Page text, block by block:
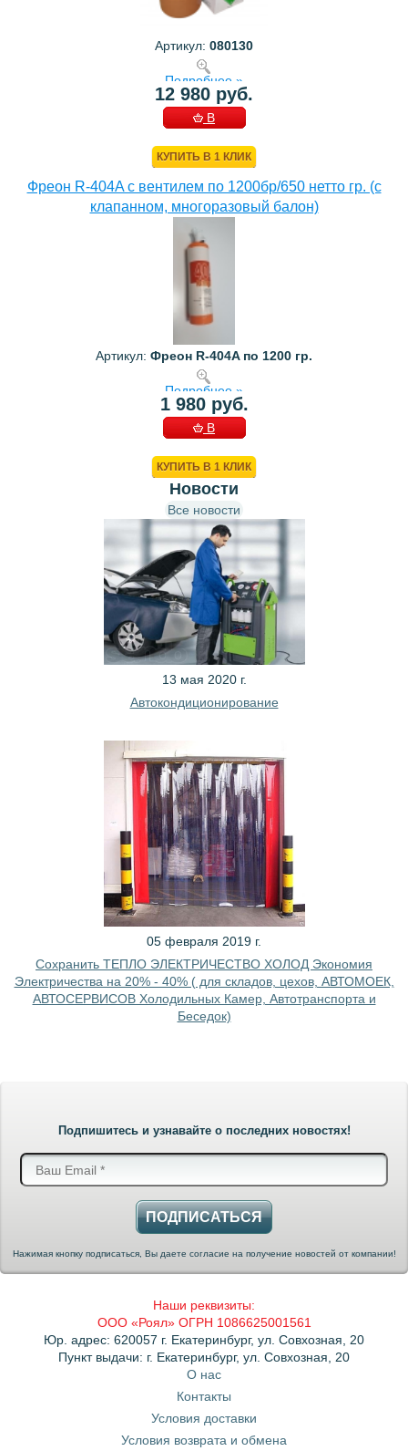
Артикул: 080130
Подробнее »
12 980 руб.
В
КУПИТЬ В 1 КЛИК
Фреон R-404A с вентилем по 1200бр/650 нетто гр. (с
клапанном, многоразовый балон)
Артикул: Фреон R-404A по 1200 гр.
Подробнее »
1 980 руб.
В
КУПИТЬ В 1 КЛИК
Новости
Все новости
13 мая 2020 г.
Автокондиционирование
05 февраля 2019 г.
Сохранить ТЕПЛО ЭЛЕКТРИЧЕСТВО ХОЛОД Экономия
Электричества на 20% - 40% ( для складов, цехов, АВТОМОЕК,
АВТОСЕРВИСОВ Холодильных Камер, Автотранспорта и
Беседок)
Подпишитесь и узнавайте о последних новостях!
ПОДПИСАТЬСЯ
Нажимая кнопку подписаться, Вы даете согласие на получение новостей от компании!
Наши реквизиты:
ООО «Роял» ОГРН 1086625001561
Юр. адрес: 620057 г. Екатеринбург, ул. Совхозная, 20
Пункт выдачи: г. Екатеринбург, ул. Совхозная, 20
О нас
Контакты
Условия доставки
Условия возврата и обмена